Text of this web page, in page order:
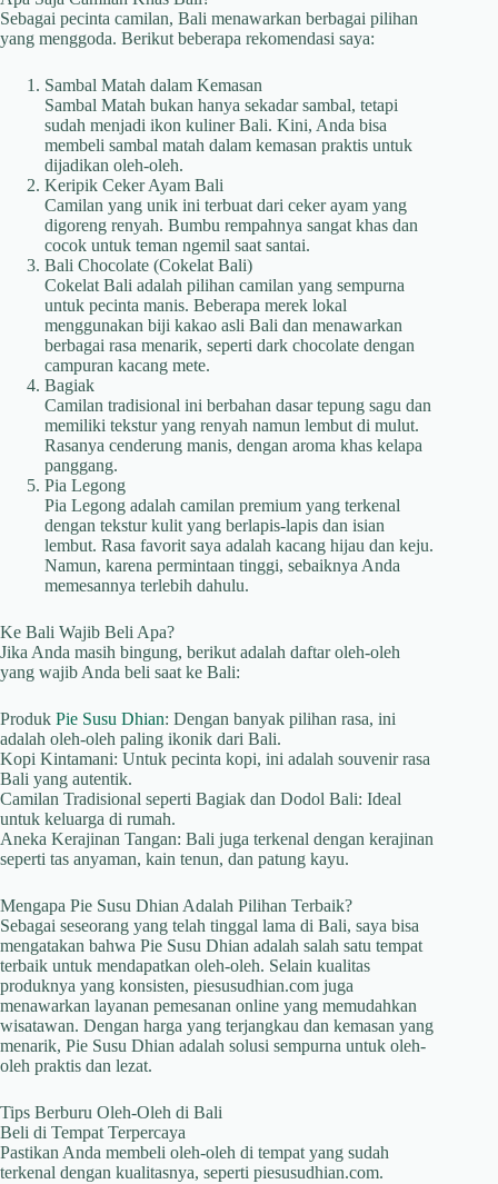
Sebagai pecinta camilan, Bali menawarkan berbagai pilihan
yang menggoda. Berikut beberapa rekomendasi saya:
Sambal Matah dalam Kemasan
Sambal Matah bukan hanya sekadar sambal, tetapi
sudah menjadi ikon kuliner Bali. Kini, Anda bisa
membeli sambal matah dalam kemasan praktis untuk
dijadikan oleh-oleh.
Keripik Ceker Ayam Bali
Camilan yang unik ini terbuat dari ceker ayam yang
digoreng renyah. Bumbu rempahnya sangat khas dan
cocok untuk teman ngemil saat santai.
Bali Chocolate (Cokelat Bali)
Cokelat Bali adalah pilihan camilan yang sempurna
untuk pecinta manis. Beberapa merek lokal
menggunakan biji kakao asli Bali dan menawarkan
berbagai rasa menarik, seperti dark chocolate dengan
campuran kacang mete.
Bagiak
Camilan tradisional ini berbahan dasar tepung sagu dan
memiliki tekstur yang renyah namun lembut di mulut.
Rasanya cenderung manis, dengan aroma khas kelapa
panggang.
Pia Legong
Pia Legong adalah camilan premium yang terkenal
dengan tekstur kulit yang berlapis-lapis dan isian
lembut. Rasa favorit saya adalah kacang hijau dan keju.
Namun, karena permintaan tinggi, sebaiknya Anda
memesannya terlebih dahulu.
Ke Bali Wajib Beli Apa?
Jika Anda masih bingung, berikut adalah daftar oleh-oleh
yang wajib Anda beli saat ke Bali:
Produk Pie Susu Dhian: Dengan banyak pilihan rasa, ini
adalah oleh-oleh paling ikonik dari Bali.
Kopi Kintamani: Untuk pecinta kopi, ini adalah souvenir rasa
Bali yang autentik.
Camilan Tradisional seperti Bagiak dan Dodol Bali: Ideal
untuk keluarga di rumah.
Aneka Kerajinan Tangan: Bali juga terkenal dengan kerajinan
seperti tas anyaman, kain tenun, dan patung kayu.
Mengapa Pie Susu Dhian Adalah Pilihan Terbaik?
Sebagai seseorang yang telah tinggal lama di Bali, saya bisa
mengatakan bahwa Pie Susu Dhian adalah salah satu tempat
terbaik untuk mendapatkan oleh-oleh. Selain kualitas
produknya yang konsisten, piesusudhian.com juga
menawarkan layanan pemesanan online yang memudahkan
wisatawan. Dengan harga yang terjangkau dan kemasan yang
menarik, Pie Susu Dhian adalah solusi sempurna untuk oleh-
oleh praktis dan lezat.
Tips Berburu Oleh-Oleh di Bali
Beli di Tempat Terpercaya
Pastikan Anda membeli oleh-oleh di tempat yang sudah
terkenal dengan kualitasnya, seperti piesusudhian.com.